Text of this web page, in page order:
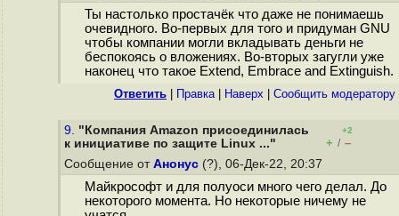
Ты настолько простачёк что даже не понимаешь
очевидного. Во-первых для того и придуман GNU
чтобы компании могли вкладывать деньги не
беспокоясь о вложениях. Во-вторых загугли уже
наконец что такое Extend, Embrace and Extinguish.
Ответить Правка| Наверх Cообщить модератору
9. "Компания Amazon присоединилась
к инициативе по защите Linux ..."
+2
+ / –
Сообщение от Анонус (?), 06-Дек-22, 20:37
Майкрософт и для полуоси много чего делал. До
некоторого момента. Но некоторые ничему не